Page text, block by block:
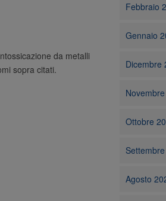
da metalli
sopra citati.
Febbraio
Gennaio
Dicembre
Ottobre
Agosto